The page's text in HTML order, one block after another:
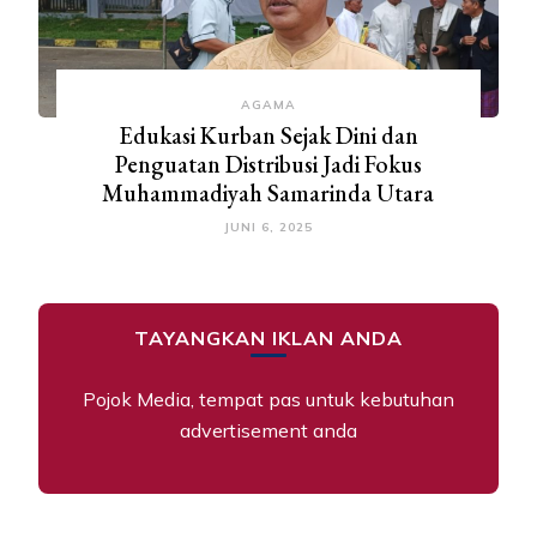
AGAMA
Edukasi Kurban Sejak Dini dan
Penguatan Distribusi Jadi Fokus
Muhammadiyah Samarinda Utara
JUNI 6, 2025
TAYANGKAN IKLAN ANDA
Pojok Media, tempat pas untuk kebutuhan
advertisement anda